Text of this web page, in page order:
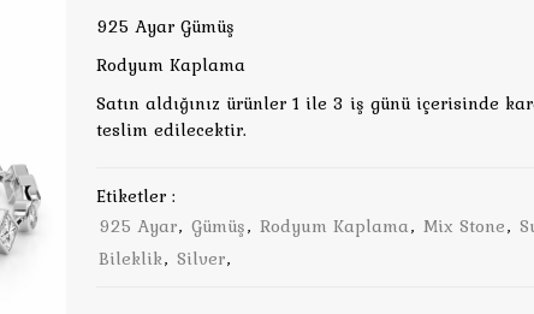
925 Ayar Gümüş
Rodyum Kaplama
Satın aldığınız ürünler 1 ile 3 iş günü içerisinde
teslim edilecektir.
Etiketler :
925 Ayar, Gümüş, Rodyum Kaplama, Mix Stone,
Bileklik, Silver,